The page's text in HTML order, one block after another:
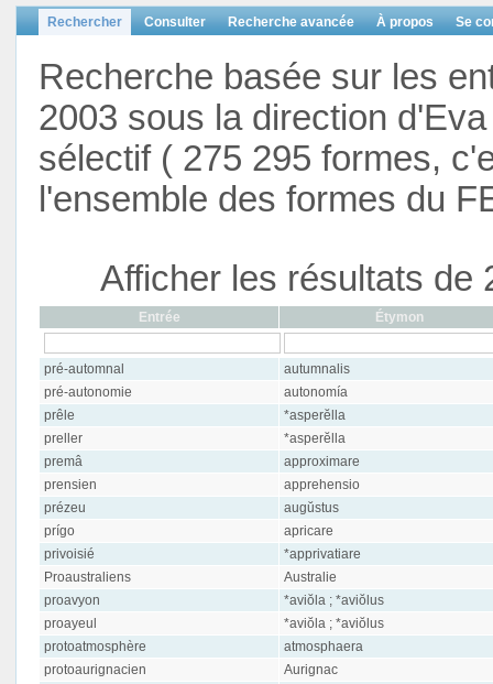
Rechercher Consulter Recherche avancée À propos Se
Recherche basée sur les
2003 sous la direction
sélectif ( 275 295 formes,
l'ensemble des formes du
Afficher les résultats de
Entrée Étymon
pré-automnal
autumnalis
pré-autonomie
autonomía
prêle
*asperĕlla
preller
*asperĕlla
premâ
approximare
prensien
apprehensio
prézeu
augŭstus
prígo
apricare
privoisié
*apprivatiare
Proaustraliens
Australie
proavyon
*aviŏla ; *aviŏlus
proayeul
*aviŏla ; *aviŏlus
protoatmosphère
atmosphaera
protoaurignacien
Aurignac